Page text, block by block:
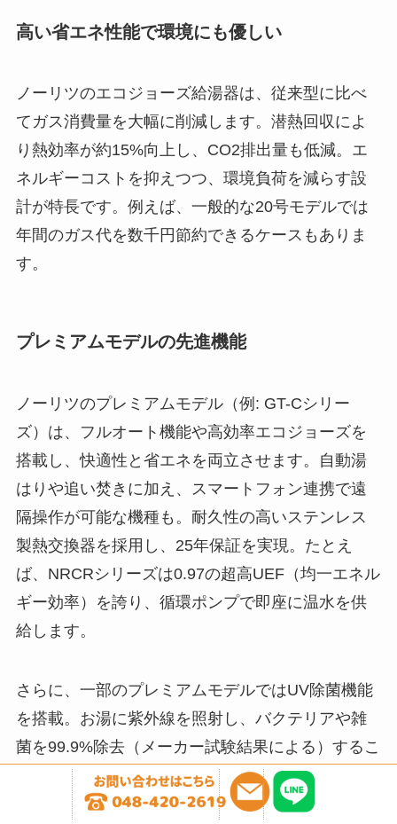
高い省エネ性能で環境にも優しい
ノーリツのエコジョーズ給湯器は、従来型に比べ
てガス消費量を大幅に削減します。潜熱回収によ
り熱効率が約15%向上し、CO2排出量も低減。エ
ネルギーコストを抑えつつ、環境負荷を減らす設
計が特長です。例えば、一般的な20号モデルでは
年間のガス代を数千円節約できるケースもありま
す。
プレミアムモデルの先進機能
ノーリツのプレミアムモデル（例: GT-Cシリー
ズ）は、フルオート機能や高効率エコジョーズを
搭載し、快適性と省エネを両立させます。自動湯
はりや追い焚きに加え、スマートフォン連携で遠
隔操作が可能な機種も。耐久性の高いステンレス
製熱交換器を採用し、25年保証を実現。たとえ
ば、NRCRシリーズは0.97の超高UEF（均一エネル
ギー効率）を誇り、循環ポンプで即座に温水を供
給します。
さらに、一部のプレミアムモデルではUV除菌機能
を搭載。お湯に紫外線を照射し、バクテリアや雑
菌を99.9%除去（メーカー試験結果による）するこ
とで、清潔で安全な入浴環境を提供。沐浴や敏感
肌の方にも安心感を与え、特に衛生面を重視する